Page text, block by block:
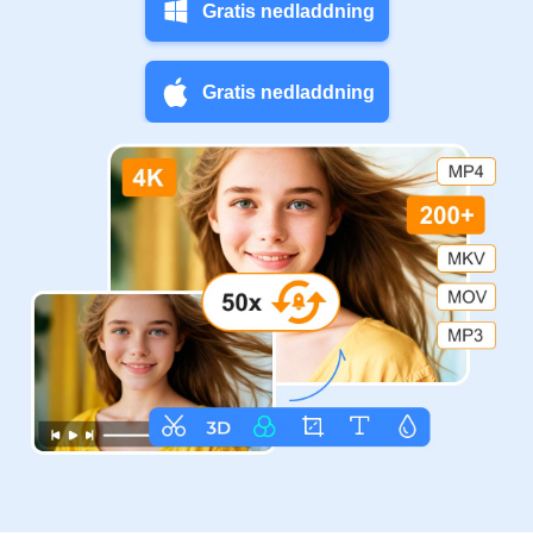
Gratis nedladdning
Gratis nedladdning